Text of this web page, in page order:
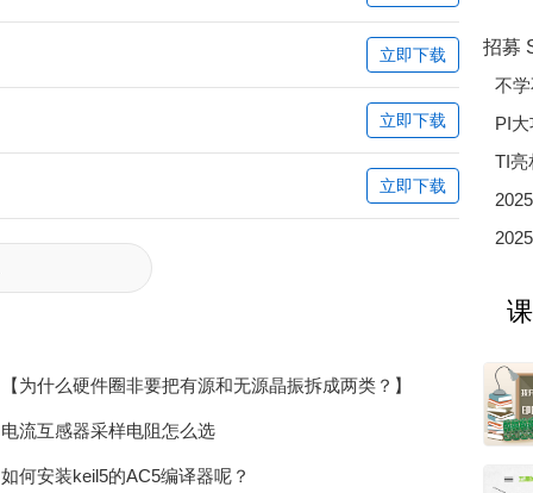
立即下载
立即下载
立即下载
【为什么硬件圈非要把有源和无源晶振拆成两类？】
电流互感器采样电阻怎么选
如何安装keil5的AC5编译器呢？
不
TI亮